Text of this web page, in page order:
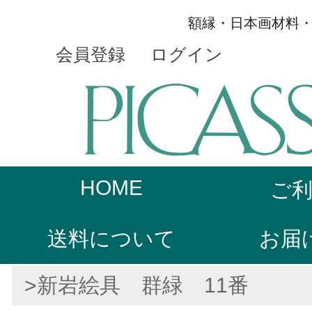
額縁・日本画材料
会員登録 ログイン
HOME ご
送料について お届
>新岩絵具 群緑 11番